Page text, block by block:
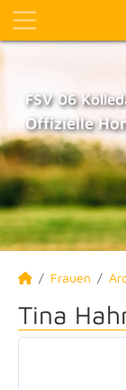
FSV 06
Offizielle
Frauen
Tina